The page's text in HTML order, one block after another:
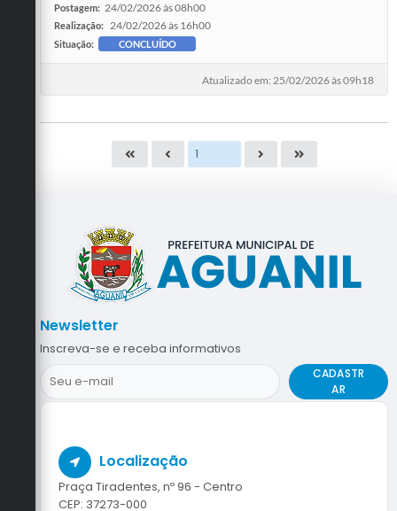
Postagem: 24/02/2026 às 08h00
Realização: 24/02/2026 às 16h00
Situação: CONCLUÍDO
Atualizado em: 25/02/2026 às 09h18
Localização
Praça Tiradentes, nº 96 - Centro
CEP: 37273-000
Newsletter
Inscreva-se e receba informativos
CADASTR
AR